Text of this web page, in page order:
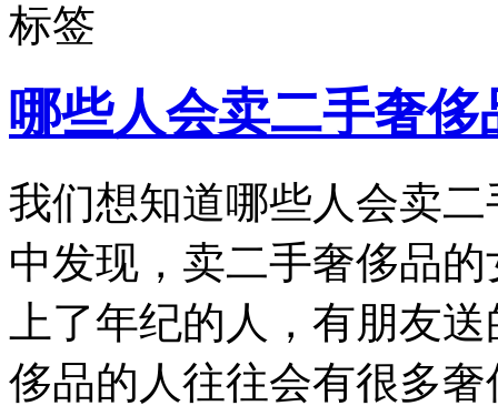
标签
哪些人会卖二手奢侈
我们想知道哪些人会卖
中发现，卖二手奢侈品
上了年纪的人，有朋友
侈品的人往往会有很多